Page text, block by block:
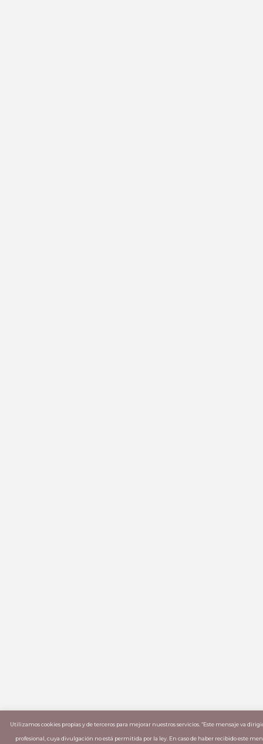
Utilizamos cookies propias y de terceros para mejorar nuestros servicios. “Este mensaje va
profesional, cuya divulgación no está permitida por la ley. En caso de haber recibido este